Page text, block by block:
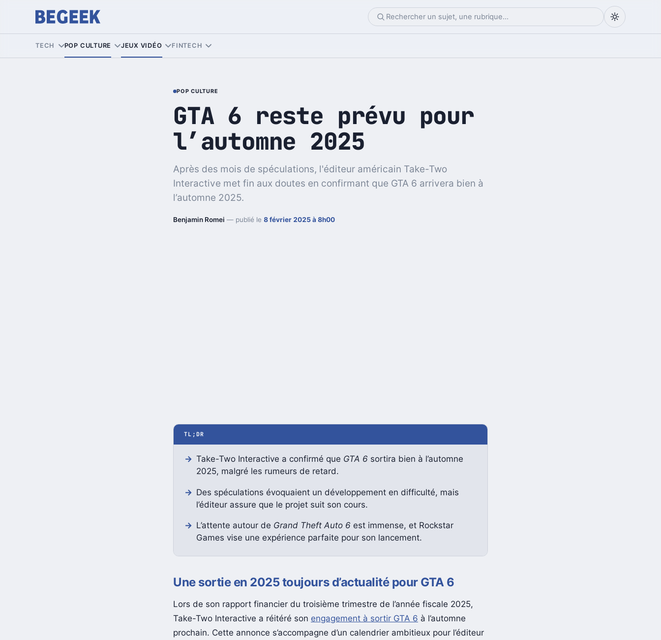
TECH POP CULTURE JEUX VIDÉO FINTECH
POP CULTURE
GTA 6 reste prévu pour
l’automne 2025
Après des mois de spéculations, l'éditeur américain Take-Two
Interactive met fin aux doutes en confirmant que GTA 6 arrivera bien à
l’automne 2025.
Benjamin Romei — publié le 8 février 2025 à 8h00
TL;DR
Take-Two Interactive a confirmé que GTA 6 sortira bien à l’automne
2025, malgré les rumeurs de retard.
Des spéculations évoquaient un développement en difficulté, mais
l’éditeur assure que le projet suit son cours.
L’attente autour de Grand Theft Auto 6 est immense, et Rockstar
Games vise une expérience parfaite pour son lancement.
Une sortie en 2025 toujours d’actualité pour GTA 6
Lors de son rapport financier du troisième trimestre de l’année fiscale 2025,
Take-Two Interactive a réitéré son engagement à sortir GTA 6 à l’automne
prochain. Cette annonce s’accompagne d’un calendrier ambitieux pour l’éditeur